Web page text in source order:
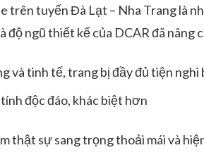
trên tuyến Đà Lạt – Nha Trang là
ngũ thiết kế của DCAR đã nâng
và tinh tế, trang bị đầy đủ tiện
độc đáo, khác biệt hơn
thật sự sang trọng thoải mái và